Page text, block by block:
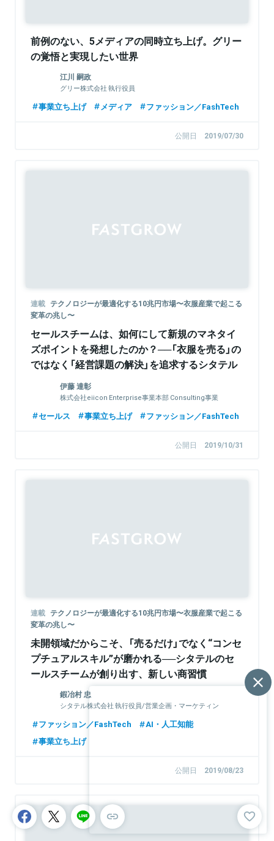
前例のない、5メディアの同時立ち上げ。グリー
の覚悟と実現したい世界
江川 嗣政
グリー株式会社 執行役員
事業立ち上げ メディア ファッション／FashTech
公開日 2019/07/30
連載 テクノロジーが最適化する10兆円市場〜衣服産業で起こる
変革の兆し〜
セールスチームは、如何にして新規のマネタイ
ズポイントを発想したのか？──「衣服を売る」の
ではなく「経営課題の解決」を追求するシタテル
新規ビジネスの実態
伊藤 達彰
株式会社eiicon Enterprise事業本部 Consulting事業
セールス 事業立ち上げ ファッション／FashTech
公開日 2019/10/31
連載 テクノロジーが最適化する10兆円市場〜衣服産業で起こる
変革の兆し〜
未開領域だからこそ、「売るだけ」でなく“コンセ
プチュアルスキル”が磨かれる──シタテルのセ
ールスチームが創り出す、新しい商習慣
鍜冶村 忠
シタテル株式会社 執行役員/営業企画・マーケティン
ファッション／FashTech
AI・人工知能
事業立ち上げ
公開日 2019/08/23